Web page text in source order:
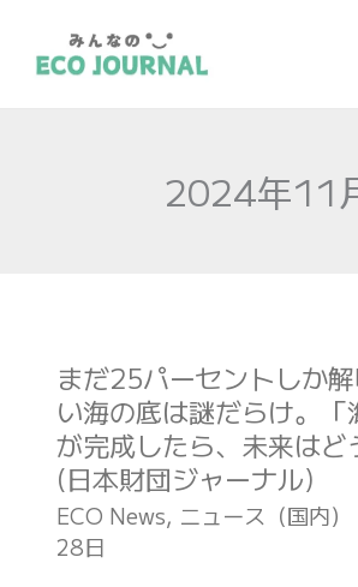
2024年11
まだ25パーセントしか
い海の底は謎だらけ。「
が完成したら、未来はど
(日本財団ジャーナル)
ECO News, ニュース（国内）
28日
ま
だ
25
パ
ー
セ